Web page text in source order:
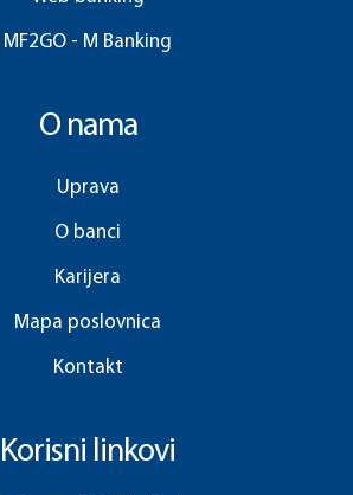
MF2GO - M Banking
O nama
Uprava
O banci
Karijera
Mapa poslovnica
Kontakt
Korisni linkovi